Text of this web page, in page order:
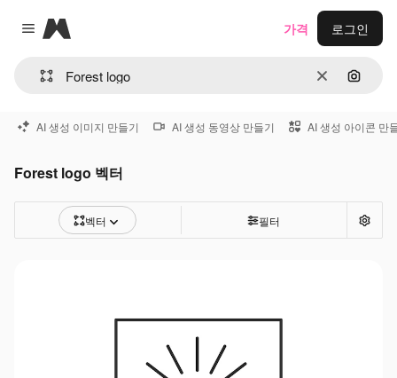
Close menu
Magnific
지우기이미지
가격 로그인
AI 생성 이미지 만들기 AI 생성 동영상 만들기 AI 생성 아이콘 만
Forest logo 벡터
벡터 필터